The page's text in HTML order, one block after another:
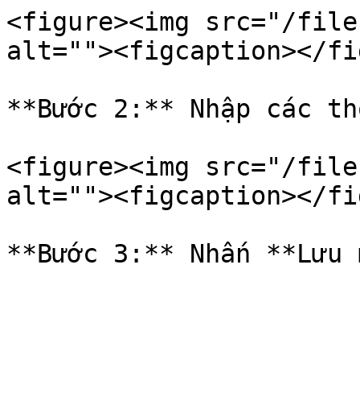
<figure><img src="/
alt=""><figcaption></
**Bước 2:** Nhập các
<figure><img src="/files/
alt=""><figcaption></